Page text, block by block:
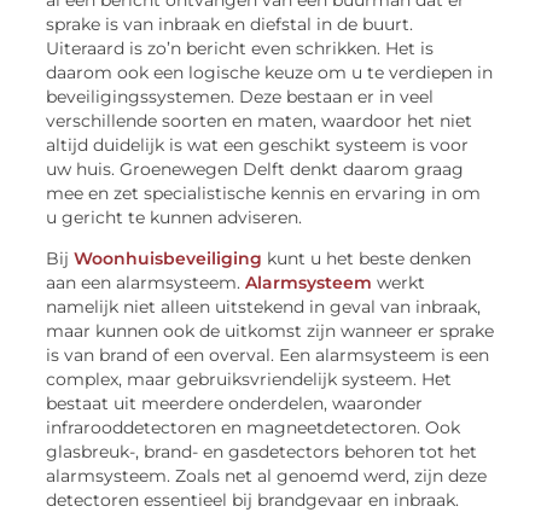
sprake is van inbraak en diefstal in de buurt.
Uiteraard is zo’n bericht even schrikken. Het is
daarom ook een logische keuze om u te verdiepen in
beveiligingssystemen. Deze bestaan er in veel
verschillende soorten en maten, waardoor het niet
altijd duidelijk is wat een geschikt systeem is voor
uw huis. Groenewegen Delft denkt daarom graag
mee en zet specialistische kennis en ervaring in om
u gericht te kunnen adviseren.
BijWoonhuisbeveiliging kunt u het beste denken
aan een alarmsysteem.Alarmsysteem werkt
namelijk niet alleen uitstekend in geval van inbraak,
maar kunnen ook de uitkomst zijn wanneer er sprake
is van brand of een overval. Een alarmsysteem is een
complex, maar gebruiksvriendelijk systeem. Het
bestaat uit meerdere onderdelen, waaronder
infrarooddetectoren en magneetdetectoren. Ook
glasbreuk-, brand- en gasdetectors behoren tot het
alarmsysteem. Zoals net al genoemd werd, zijn deze
detectoren essentieel bij brandgevaar en inbraak.